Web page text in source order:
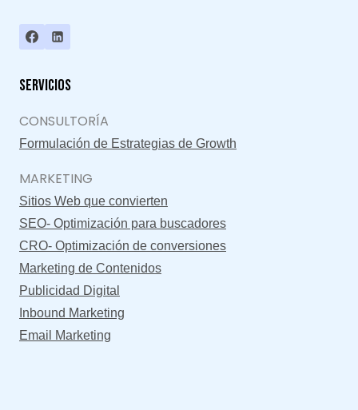
Servicios
CONSULTORÍA
Formulación de Estrategias de Growth
MARKETING
Sitios Web que convierten
SEO- Optimización para buscadores
CRO- Optimización de conversiones
Marketing de Contenidos
Publicidad Digital
Inbound Marketing
Email Marketing